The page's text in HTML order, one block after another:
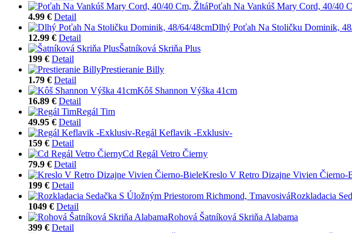
Poťah Na Vankúš Mary Cord, 40/40
4.99 € Detail
Dlhý Poťah Na Stoličku Dominik,
12.99 € Detail
Šatníková Skriňa Plus
199 € Detail
Prestieranie Billy
1.79 € Detail
Kôš Shannon Výška 41cm
16.89 € Detail
Regál Tim
49.95 € Detail
Regál Keflavik -Exklusiv-
159 € Detail
Cd Regál Vetro Čierny
79.9 € Detail
Kreslo V Retro Dizajne Vivien Čierno-
199 € Detail
Rozkladacia
1049 € Detail
Rohová Šatníková Skriňa Alabama
399 € Detail